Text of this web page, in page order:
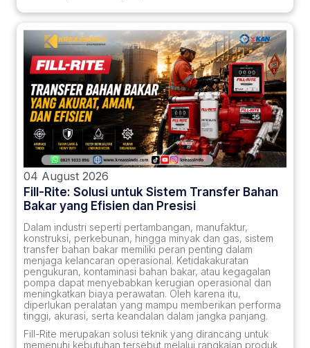
04 August 2026
Fill-Rite: Solusi untuk Sistem Transfer Bahan
Bakar yang Efisien dan Presisi
Dalam industri seperti pertambangan, manufaktur,
konstruksi, perkebunan, hingga minyak dan gas, sistem
transfer bahan bakar memiliki peran penting dalam
menjaga kelancaran operasional. Ketidakakuratan
pengukuran, kontaminasi bahan bakar, atau kegagalan
pompa dapat menyebabkan kerugian operasional dan
meningkatkan biaya perawatan. Oleh karena itu,
diperlukan peralatan yang mampu memberikan performa
tinggi, akurasi, serta keandalan dalam jangka panjang.
Fill-Rite merupakan solusi teknik yang dirancang untuk
memenuhi kebutuhan tersebut melalui rangkaian produk